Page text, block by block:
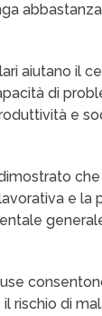
aiutano il
di
e
e la
rischio di